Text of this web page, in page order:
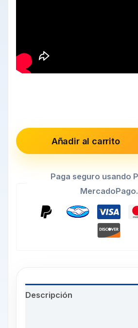
Añadir al carrito
Paga seguro usando Paypal o
MercadoPago.
Descripción